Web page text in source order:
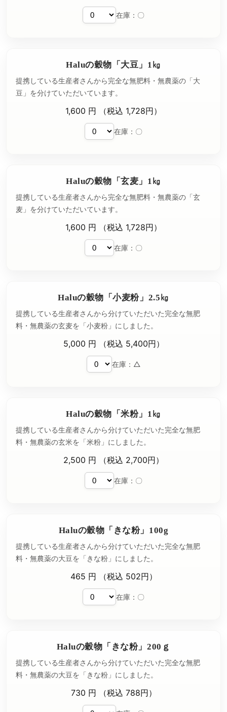
在庫：〇
Haluの穀物「大豆」1㎏
提携している生産者さんから完全な無肥料・無農薬の「大
豆」を分けていただいています。
1,600 円 （税込 1,728円）
在庫：〇
Haluの穀物「玄麦」1㎏
提携している生産者さんから完全な無肥料・無農薬の「玄
麦」を分けていただいています。
1,600 円 （税込 1,728円）
在庫：〇
Haluの穀物「小麦粉」2.5㎏
提携している生産者さんから分けていただいた完全な無肥
料・無農薬の玄麦を「小麦粉」にしました。
5,000 円 （税込 5,400円）
在庫：△
Haluの穀物「米粉」1㎏
提携している生産者さんから分けていただいた完全な無肥
料・無農薬の玄米を「米粉」にしました。
2,500 円 （税込 2,700円）
在庫：〇
Haluの穀物「きな粉」100g
提携している生産者さんから分けていただいた完全な無肥
料・無農薬の大豆を「きな粉」にしました。
465 円 （税込 502円）
在庫：〇
Haluの穀物「きな粉」200ｇ
提携している生産者さんから分けていただいた完全な無肥
料・無農薬の大豆を「きな粉」にしました。
730 円 （税込 788円）